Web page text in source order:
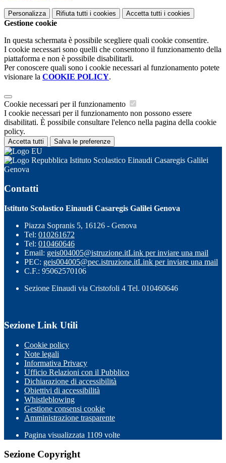
Personalizza Rifiuta tutti i cookies Accetta tutti i cookies
Gestione cookie
In questa schermata è possibile scegliere quali cookie consentire.
I cookie necessari sono quelli che consentono il funzionamento della
piattaforma e non è possibile disabilitarli.
Per conoscere quali sono i cookie necessari al funzionamento potete
visionare la COOKIE POLICY.
Cookie necessari per il funzionamento
I cookie necessari per il funzionamento non possono essere
disabilitati. È possibile consultare l'elenco nella pagina della cookie
policy.
Accetta tutti Salva le preferenze
Istituto Scolastico Einaudi Casaregis Galilei
Genova
Contatti
Istituto Scolastico Einaudi Casaregis Galilei Genova
Piazza Sopranis 5, 16126 - Genova
Tel: 010261672
Tel: 010460646
Email: geis004005@istruzione.itLink per inviare una mail
PEC: geis004005@pec.istruzione.itLink per inviare una mail
C.F.: 95062570106
Sezione Einaudi via Cristofoli 4 Tel. 010460646
Sezione Link Utili
Cookie policy
Note legali
Informativa Privacy
Ufficio Relazioni con il Pubblico
Dichiarazione di accessibilità
Obiettivi di accessibilità
Whistleblowing
Gestione consensi cookie
Amministrazione trasparente
Pagina visualizzata 1109 volte
Sezione Copyright